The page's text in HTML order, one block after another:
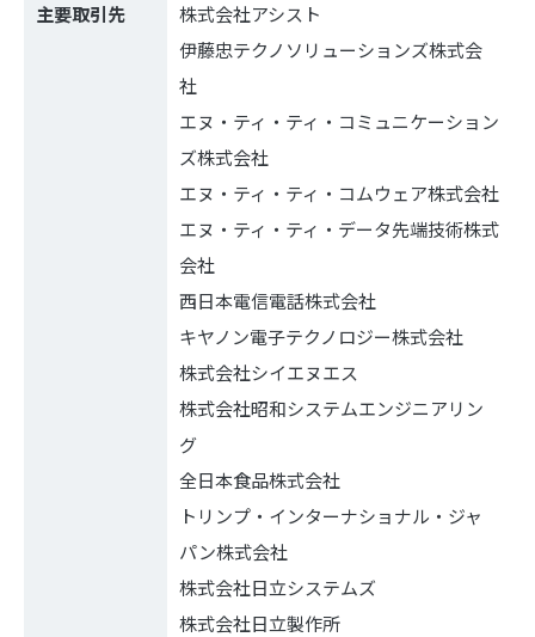
主要取引先
株式会社アシスト
伊藤忠テクノソリューションズ株式会
社
エヌ・ティ・ティ・コミュニケーション
ズ株式会社
エヌ・ティ・ティ・コムウェア株式会社
エヌ・ティ・ティ・データ先端技術株式
会社
西日本電信電話株式会社
キヤノン電子テクノロジー株式会社
株式会社シイエヌエス
株式会社昭和システムエンジニアリン
グ
全日本食品株式会社
トリンプ・インターナショナル・ジャ
パン株式会社
株式会社日立システムズ
株式会社日立製作所